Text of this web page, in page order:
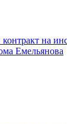
на
Емельянова